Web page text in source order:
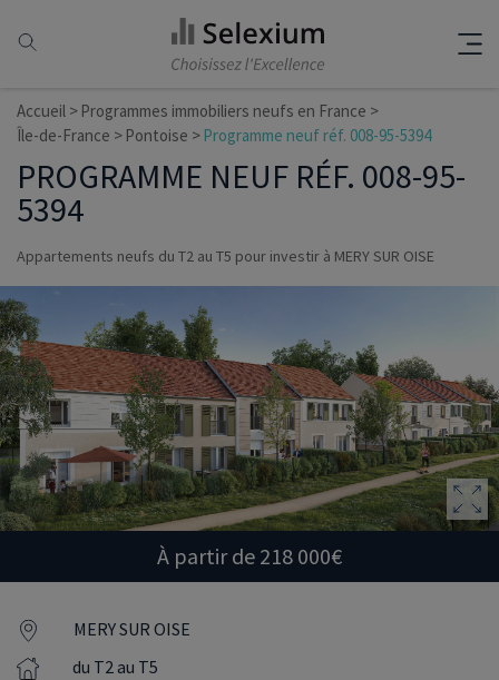
Accueil
Programmes immobiliers neufs en France
Île-de-France
Pontoise Programme neuf réf. 008-95-5394
PROGRAMME NEUF RÉF. 008-95-
5394
Appartements neufs du T2 au T5 pour investir à MERY SUR OISE
À partir de 218 000€
MERY SUR OISE
du T2 au T5